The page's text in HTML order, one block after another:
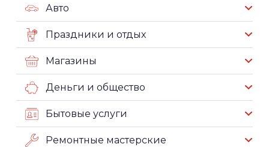
Авто
Праздники и отдых
Магазины
Деньги и общество
Бытовые услуги
Ремонтные мастерские